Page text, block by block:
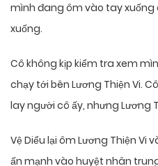
mình đang ôm vào tay xuống
xuống.
Cô không kịp kiểm tra xem
chạy tới bên Lương Thiện Vi.
lay người cô ấy, nhưng Lương
Vệ Diểu lại ôm Lương Thiện Vi
ấn mạnh vào huyệt nhân